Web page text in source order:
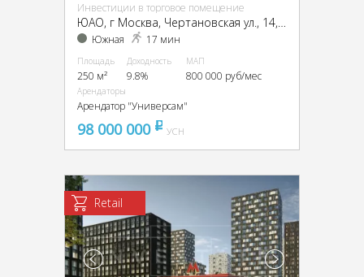
Инвестиции в торговое помещение
ЮАО, г Москва, Чертановская ул., 14, кор. 1
Южная 17 мин
Площадь
250 м²
Доходность
9.8%
МАП
800 000 руб/мес
Арендаторы
Арендатор "Универсам"
98 000 000 pуб
УСН
Retail